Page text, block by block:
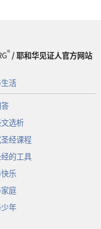
®/ 耶和华见证人官方网站
活
选析
经课程
的工具
乐
庭
年